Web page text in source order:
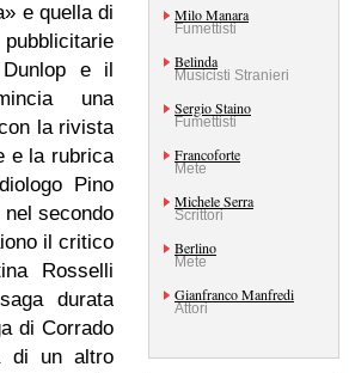
e quella di
e il
una
la rivista
e la rubrica
Pino
secondo
il critico
Rosselli
durata
di Corrado
di un altro
Milo Manara
Fumettisti
Belinda
Musicisti Stranieri
Sergio Staino
Fumettisti
Francoforte
Mete
Michele Serra
Scrittori
Berlino
Mete
Gianfranco Manfredi
Attori